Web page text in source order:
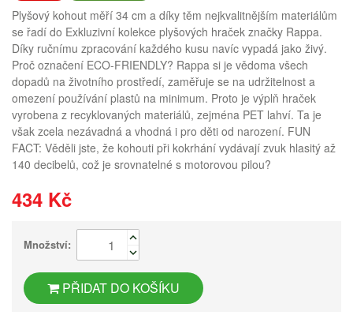
Plyšový kohout měří 34 cm a díky těm nejkvalitnějším materiálům
se řadí do Exkluzivní kolekce plyšových hraček značky Rappa.
Díky ručnímu zpracování každého kusu navíc vypadá jako živý.
Proč označení ECO-FRIENDLY? Rappa si je vědoma všech
dopadů na životního prostředí, zaměřuje se na udržitelnost a
omezení používání plastů na minimum. Proto je výplň hraček
vyrobena z recyklovaných materiálů, zejména PET lahví. Ta je
však zcela nezávadná a vhodná i pro děti od narození. FUN
FACT: Věděli jste, že kohouti při kokrhání vydávají zvuk hlasitý až
140 decibelů, což je srovnatelné s motorovou pilou?
434 Kč
Množství:
PŘIDAT DO KOŠÍKU